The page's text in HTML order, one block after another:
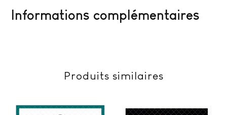
Informations complémentaires
Produits similaires